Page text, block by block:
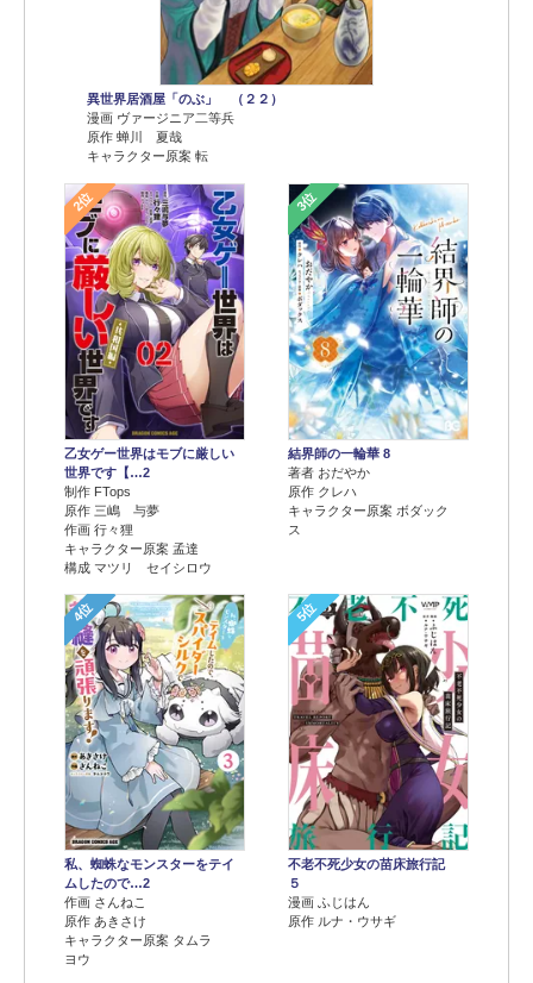
異世界居酒屋「のぶ」 （２２）
漫画 ヴァージニア二等兵
原作 蝉川 夏哉
キャラクター原案 転
2位
乙女ゲー世界はモブに厳しい
世界です【…2
制作 FTops
原作 三嶋 与夢
作画 行々狸
キャラクター原案 孟達
構成 マツリ セイシロウ
3位
結界師の一輪華 8
著者 おだやか
原作 クレハ
キャラクター原案 ボダック
ス
4位
私、蜘蛛なモンスターをテイ
ムしたので…2
作画 さんねこ
原作 あきさけ
キャラクター原案 タムラ
ヨウ
5位
不老不死少女の苗床旅行記
５
漫画 ふじはん
原作 ルナ・ウサギ